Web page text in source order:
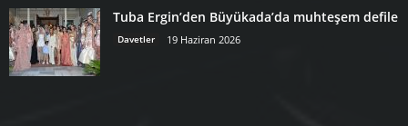
Tuba Ergin’den Büyükada’da muhteşem defile
Davetler 19 Haziran 2026